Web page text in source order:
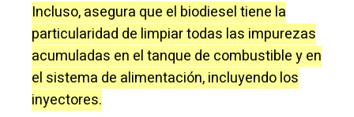
Incluso, asegura que el biodiesel tiene la
particularidad de limpiar todas las impurezas
acumuladas en el tanque de combustible y en
el sistema de alimentación, incluyendo los
inyectores.